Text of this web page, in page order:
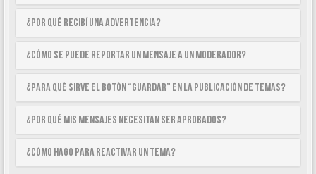
¿Por qué recibí una advertencia?
¿Cómo se puede reportar un mensaje a un moderador?
¿Para qué sirve el botón “Guardar” en la publicación de temas?
¿Por qué mis mensajes necesitan ser aprobados?
¿Cómo hago para reactivar un tema?